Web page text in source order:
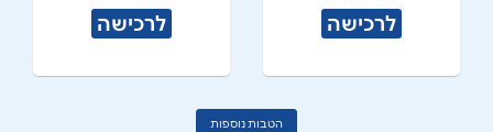
לרכישה לרכישה
הטבות נוספות